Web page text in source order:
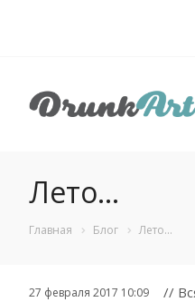
Лето...
Главная Блог Лето...
27 февраля 2017 10:09 //